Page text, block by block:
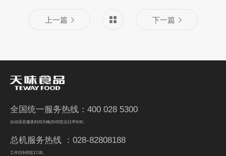
上一篇 下一篇
全国统一服务热线：400 028 5300
自动语音服务时间为晚20:00至次日早9:00。
总机服务热线 ：028-82808188
工作日9:00至17:30。